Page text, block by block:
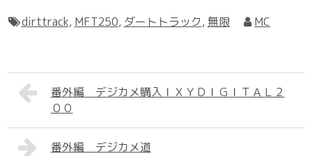
dirttrack, MFT250, ダートトラック, 無限 MC
番外編 デジカメ購入ＩＸＹＤＩＧＩＴＡＬ２
００
番外編 デジカメ道